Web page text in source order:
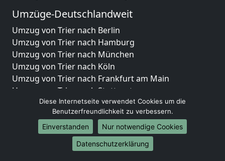
Umzüge-Deutschlandweit
Umzug von Trier nach Berlin
Umzug von Trier nach Hamburg
Umzug von Trier nach München
Umzug von Trier nach Köln
Umzug von Trier nach Frankfurt am Main
Umzug von Trier nach Stuttgart
Umzug von Trier nach Düsseldorf
Umzug von Trier nach Leipzig
Umzug von Trier nach Dortmund
Umzug von Trier nach Essen
Umzug von Trier nach Bremen
Diese Internetseite verwendet Cookies um die
Benutzerfreundlichkeit zu verbessern.
Einverstanden
Nur notwendige Cookies
Datenschutzerklärung